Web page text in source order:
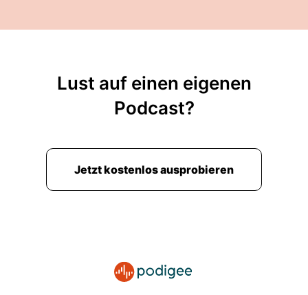
Lust auf einen eigenen
Podcast?
Jetzt kostenlos ausprobieren